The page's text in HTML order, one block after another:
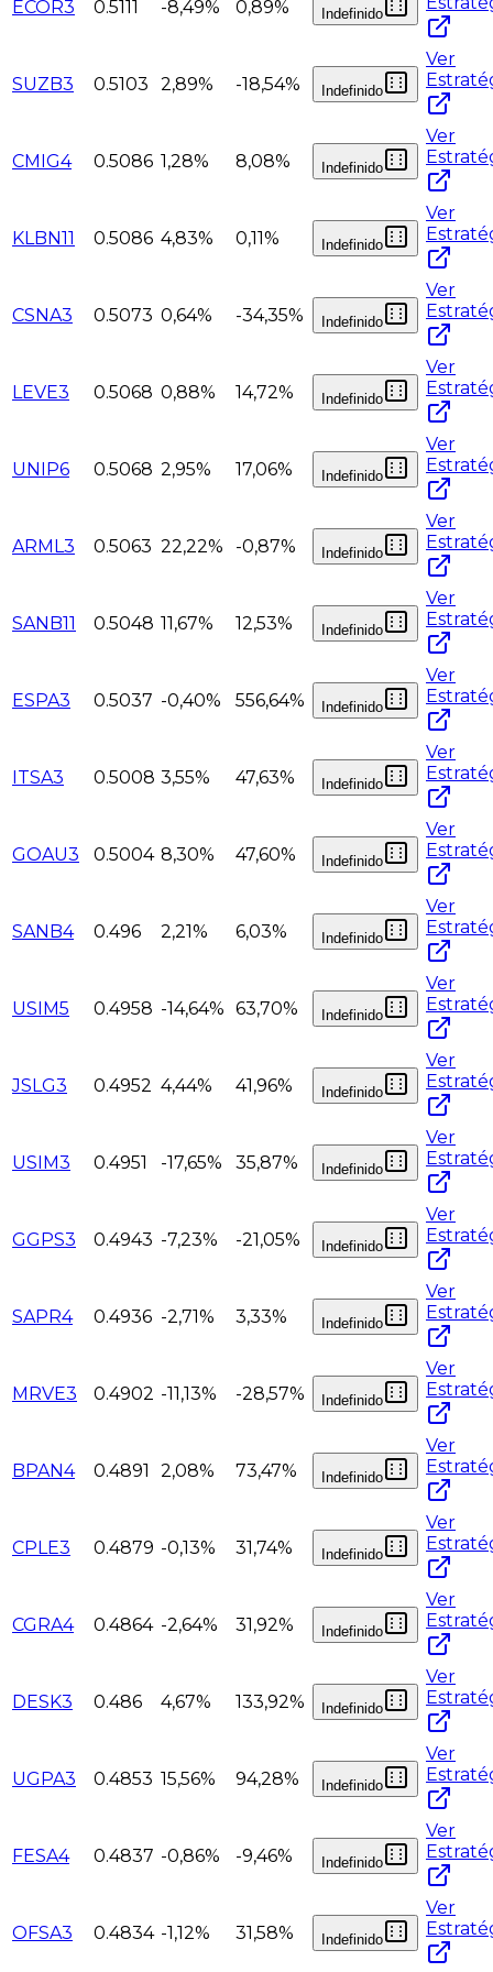
ECOR3 0.5111 -8,49% 0,89% Indefinido
SUZB3 0.5103 2,89% -18,54% Indefinido
Ver
CMIG4 0.5086 1,28% 8,08% Indefinido
Ver
KLBN11 0.5086 4,83% 0,11% Indefinido
Ver
CSNA3 0.5073 0,64% -34,35% Indefinido
Ver
LEVE3 0.5068 0,88% 14,72% Indefinido
Ver
UNIP6 0.5068 2,95% 17,06% Indefinido
Ver
ARML3 0.5063 22,22% -0,87% Indefinido
Ver
SANB11 0.5048 11,67% 12,53% Indefinido
Ver
ESPA3 0.5037 -0,40% 556,64% Indefinido
Ver
ITSA3 0.5008 3,55% 47,63% Indefinido
Ver
GOAU3 0.5004 8,30% 47,60% Indefinido
Ver
SANB4 0.496 2,21% 6,03% Indefinido
Ver
USIM5 0.4958 -14,64% 63,70% Indefinido
Ver
JSLG3 0.4952 4,44% 41,96% Indefinido
Ver
USIM3 0.4951 -17,65% 35,87% Indefinido
Ver
GGPS3 0.4943 -7,23% -21,05% Indefinido
Ver
SAPR4 0.4936 -2,71% 3,33% Indefinido
Ver
MRVE3 0.4902 -11,13% -28,57% Indefinido
Ver
BPAN4 0.4891 2,08% 73,47% Indefinido
Ver
CPLE3 0.4879 -0,13% 31,74% Indefinido
Ver
CGRA4 0.4864 -2,64% 31,92% Indefinido
Ver
DESK3 0.486 4,67% 133,92% Indefinido
Ver
UGPA3 0.4853 15,56% 94,28% Indefinido
Ver
FESA4 0.4837 -0,86% -9,46% Indefinido
Ver
OFSA3 0.4834 -1,12% 31,58% Indefinido
Ver